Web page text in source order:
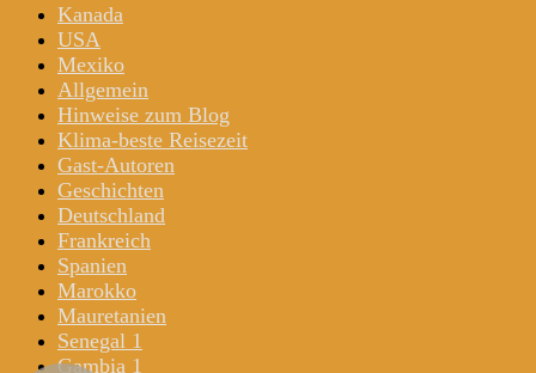
Kanada
USA
Mexiko
Allgemein
Hinweise zum Blog
Klima-beste Reisezeit
Gast-Autoren
Geschichten
Deutschland
Frankreich
Spanien
Marokko
Mauretanien
Senegal 1
Gambia 1